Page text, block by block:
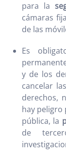
para la
cámaras
de las
Es
y de los
cancelar
derechos,
hay peligro
pública, la
de